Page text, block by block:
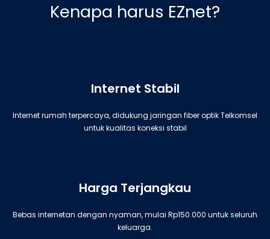
Kenapa harus EZnet?
Internet Stabil
Internet rumah terpercaya, didukung jaringan fiber optik Telkomsel
untuk kualitas koneksi stabil
Harga Terjangkau
Bebas internetan dengan nyaman, mulai Rp150.000 untuk seluruh
keluarga.